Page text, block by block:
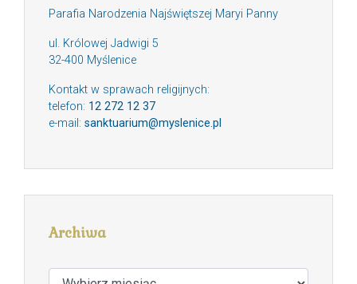
Parafia Narodzenia Najświętszej Maryi Panny
ul. Królowej Jadwigi 5
32-400 Myślenice
Kontakt w sprawach religijnych:
telefon: 12 272 12 37
e-mail: sanktuarium@myslenice.pl
Archiwa
Archiwa